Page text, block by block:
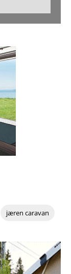
jæren caravan